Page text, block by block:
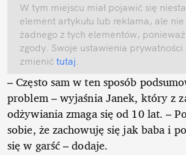
W tym miejscu miał pojawić się
element artykułu lub reklama, ale
żadnego z tych elementów,
zgody. Swoje ustawienia prywatności
zmienić tutaj
– Często sam w ten sposób
problem – wyjaśnia Janek, który z
odżywiania zmaga się od 10 lat. –
sobie, że zachowuję się jak baba i
się w garść – dodaje.